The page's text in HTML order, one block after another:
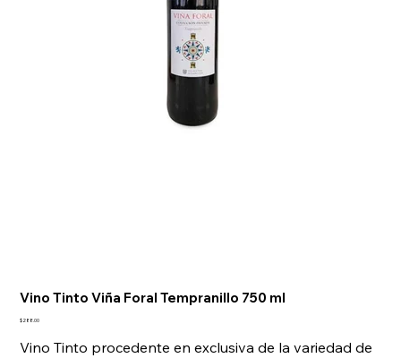
Vino Tinto Viña Foral Tempranillo 750 ml
Precio
$288.00
Vino Tinto procedente en exclusiva de la variedad de